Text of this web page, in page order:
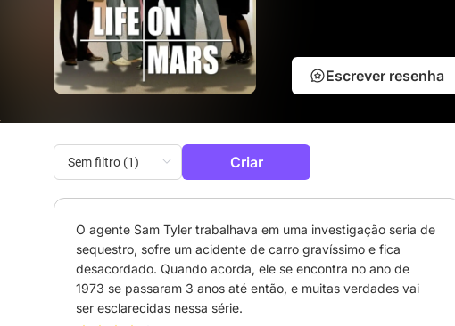
Escrever resenha
Criar
O agente Sam Tyler trabalhava em uma investigação seria de
sequestro, sofre um acidente de carro gravíssimo e fica
desacordado. Quando acorda, ele se encontra no ano de
1973 se passaram 3 anos até então, e muitas verdades vai
ser esclarecidas nessa série.